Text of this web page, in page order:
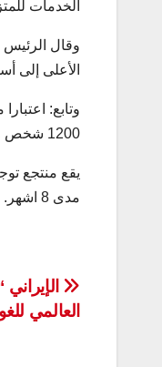
الخدمات
وقال الرئيس
الأعلى إلى
وتابع:
1200 شخص ويوجد مصعدين بأطوال مختلفة في هذا المكان.
مدى 8 اشهر.
تصفّح
العالمي